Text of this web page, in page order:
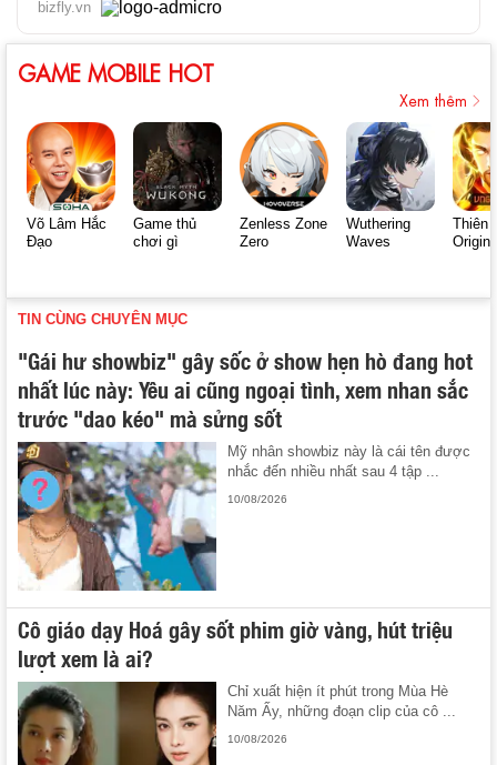
bizfly.vn
GAME MOBILE HOT
Xem thêm
Võ Lâm Hắc
Đạo
Game thủ
chơi gì
Zenless Zone
Zero
Wuthering
Waves
Thiên
Origin
TIN CÙNG CHUYÊN MỤC
"Gái hư showbiz" gây sốc ở show hẹn hò đang hot
nhất lúc này: Yêu ai cũng ngoại tình, xem nhan sắc
trước "dao kéo" mà sửng sốt
Mỹ nhân showbiz này là cái tên được
nhắc đến nhiều nhất sau 4 tập ...
10/08/2026
Cô giáo dạy Hoá gây sốt phim giờ vàng, hút triệu
lượt xem là ai?
Chỉ xuất hiện ít phút trong Mùa Hè
Năm Ấy, những đoạn clip của cô ...
10/08/2026